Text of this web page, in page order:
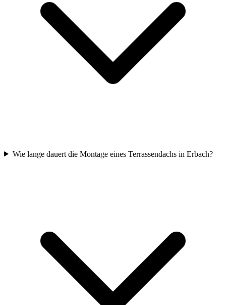
Wie lange dauert die Montage eines Terrassendachs in Erbach?